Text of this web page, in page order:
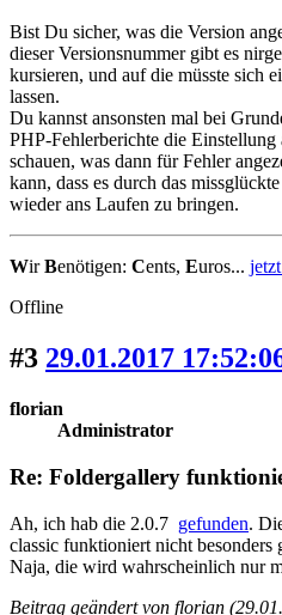
Bist Du sicher, was die Version
dieser Versionsnummer gibt es
kursieren, und auf die müsste sich
lassen.
Du kannst ansonsten mal bei
PHP-Fehlerberichte die
schauen, was dann für Fehler
kann, dass es durch das
wieder ans Laufen zu bringen.
WirBenötigen: Cents, Euros...
Offline
#3 29.01.2017
florian
Administrator
Re: Foldergallery
Ah, ich hab die 2.0.7 gefunden.
classic funktioniert nicht besonders
Naja, die wird wahrscheinlich nur
Beitrag geändert von florian